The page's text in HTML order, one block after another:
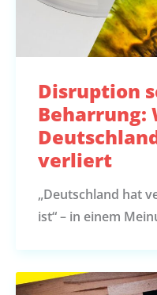
Disruption
Beharrung:
verliert
„Deutschland hat
ist“ – in einem